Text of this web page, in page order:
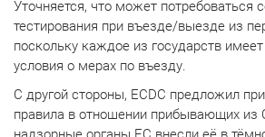
Уточняется, что может потребоваться
тестирования при въезде/выезде из
поскольку каждое из государств
условия о мерах по въезду.
С другой стороны, ECDC предложил
правила в отношении прибывающих из